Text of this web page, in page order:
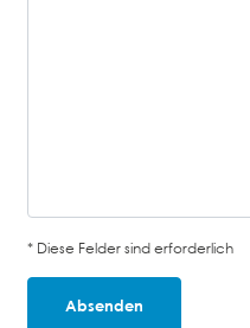
* Diese Felder sind erforderlich
Absenden